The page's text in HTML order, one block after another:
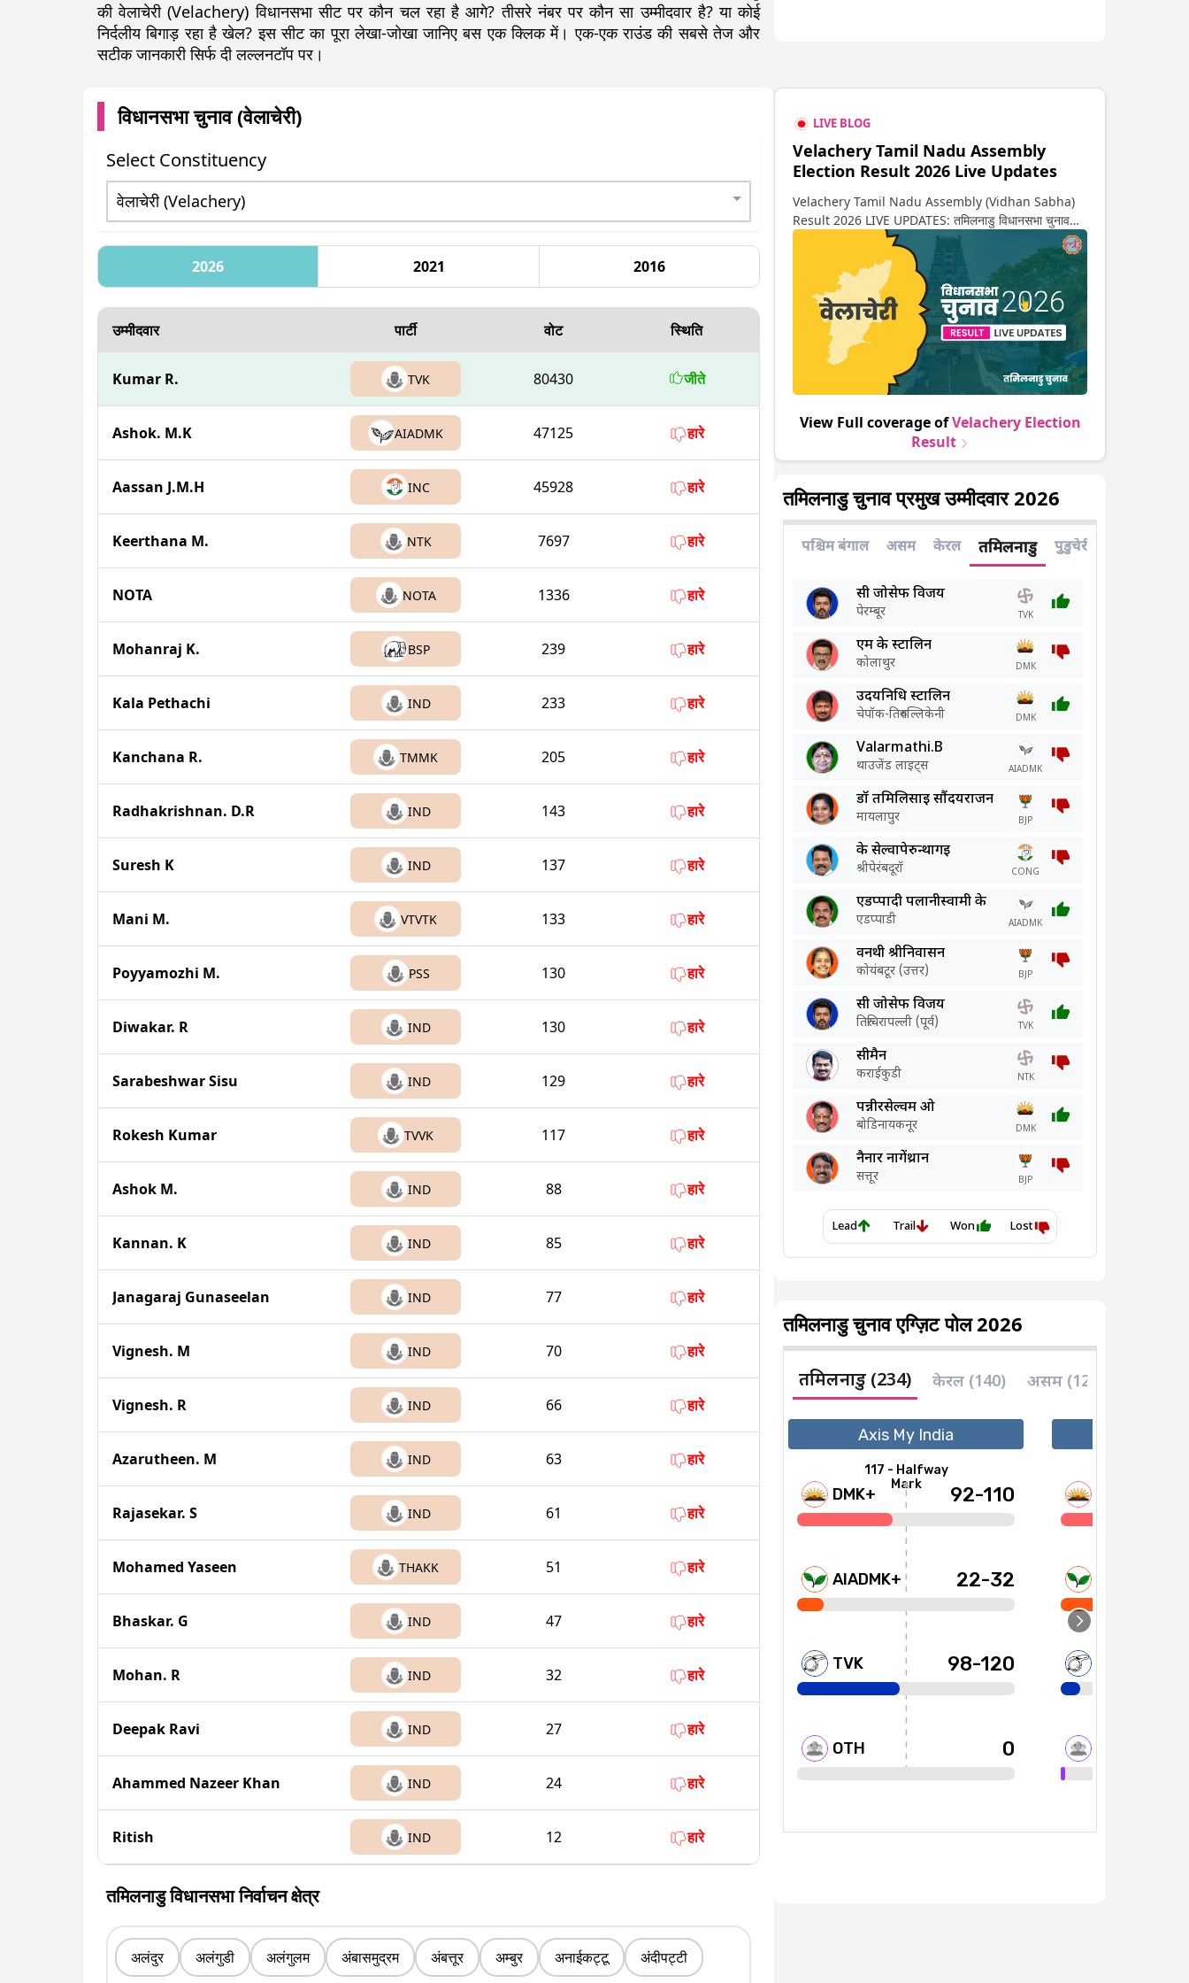
की वेलाचेरी (Velachery) विधानसभा सीट पर कौन चल रहा है आगे? तीसरे नंबर पर कौन सा उम्मीदवार है? या कोई
निर्दलीय बिगाड़ रहा है खेल? इस सीट का पूरा लेखा-जोखा जानिए बस एक क्लिक में। एक-एक राउंड की सबसे तेज और
सटीक जानकारी सिर्फ दी लल्लनटॉप पर।
विधानसभा चुनाव (वेलाचेरी)
Select Constituency
2026 2021 2016
उम्मीदवार पार्टी वोट स्थिति
Kumar R. TVK 80430 जीते
Ashok. M.K AIADMK 47125 हारे
Aassan J.M.H INC 45928 हारे
Keerthana M. NTK 7697 हारे
NOTA NOTA 1336 हारे
Mohanraj K. BSP 239 हारे
Kala Pethachi IND 233 हारे
Kanchana R. TMMK 205 हारे
Radhakrishnan. D.R IND 143 हारे
Suresh K IND 137 हारे
Mani M. VTVTK 133 हारे
Poyyamozhi M. PSS 130 हारे
Diwakar. R IND 130 हारे
Sarabeshwar Sisu IND 129 हारे
Rokesh Kumar TVVK 117 हारे
Ashok M. IND 88 हारे
Kannan. K IND 85 हारे
Janagaraj Gunaseelan IND 77 हारे
Vignesh. M IND 70 हारे
Vignesh. R IND 66 हारे
Azarutheen. M IND 63 हारे
Rajasekar. S IND 61 हारे
Mohamed Yaseen THAKK 51 हारे
Bhaskar. G IND 47 हारे
Mohan. R IND 32 हारे
Deepak Ravi IND 27 हारे
Ahammed Nazeer Khan IND 24 हारे
Ritish IND 12 हारे
तमिलनाडु विधानसभा निर्वाचन क्षेत्र
अलंदुर अलंगुडी अलंगुलम अंबासमुद्रम अंबत्तूर अम्बुर अनाईकट्टू अंदीपट्टी
LIVE BLOG
Velachery Tamil Nadu Assembly
Election Result 2026 Live Updates
Velachery Tamil Nadu Assembly (Vidhan Sabha)
Result 2026 LIVE UPDATES: तमिलनाडु विधानसभा चुनाव
2026 की गिनती अगले कुछ ही देर में शुरू होने वाली है. यहां देखें
वेलाचेरी सीट पर कौन आगे-कौन पीछे से लेकर किस तरफ जा रहें है
रुझान. साथ ही पाइए इस सीट पर हो रही हर एक हलचल की अपडेट
वो भी रियल टाइम में
View Full coverage ofVelacheryElection
Result
तमिलनाडु चुनाव प्रमुख उम्मीदवार 2026
तमिलनाडु चुनाव एग्ज़िट पोल 2026